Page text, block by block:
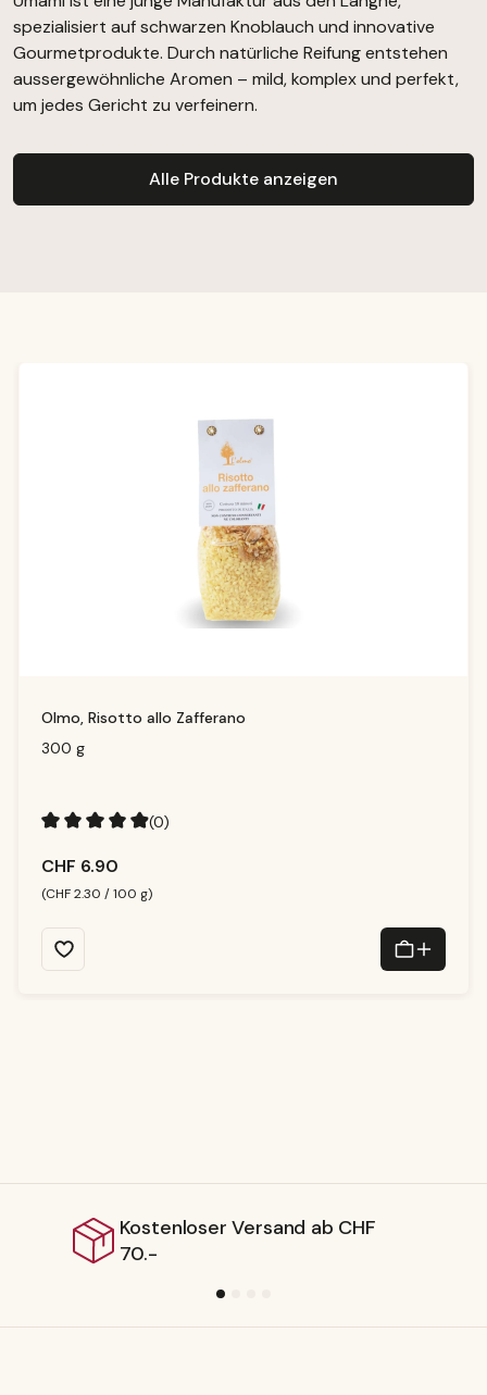
spezialisiert auf schwarzen Knoblauch und innovative
Gourmetprodukte. Durch natürliche Reifung entstehen
aussergewöhnliche Aromen – mild, komplex und perfekt,
um jedes Gericht zu verfeinern.
Alle Produkte anzeigen
Olmo, Risotto allo Zafferano
300 g
(0)
CHF 6.90
(CHF 2.30 / 100 g)
Versand ab CHF